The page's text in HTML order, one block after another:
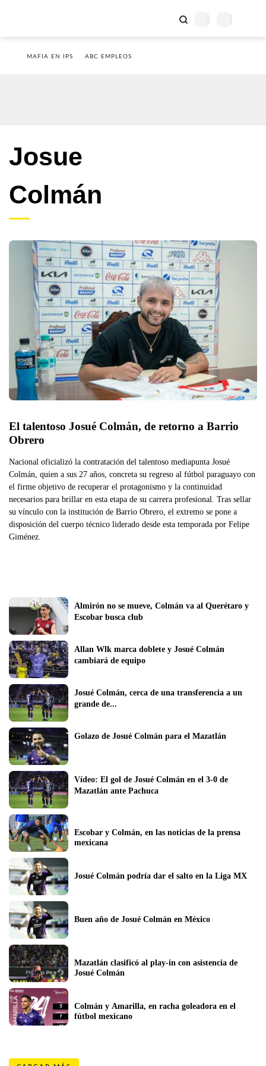
MAFIA EN IPS ABC EMPLEOS
Josue
Colmán
El talentoso Josué Colmán, de retorno a Barrio
Obrero
Nacional oficializó la contratación del talentoso mediapunta Josué
Colmán, quien a sus 27 años, concreta su regreso al fútbol paraguayo con
el firme objetivo de recuperar el protagonismo y la continuidad
necesarios para brillar en esta etapa de su carrera profesional. Tras sellar
su vínculo con la institución de Barrio Obrero, el extremo se pone a
disposición del cuerpo técnico liderado desde esta temporada por Felipe
Giménez.
Almirón no se mueve, Colmán va al Querétaro y
Escobar busca club
Allan Wlk marca doblete y Josué Colmán
cambiará de equipo
Josué Colmán, cerca de una transferencia a un
grande de...
Golazo de Josué Colmán para el Mazatlán
Vídeo: El gol de Josué Colmán en el 3-0 de
Mazatlán ante Pachuca
Escobar y Colmán, en las noticias de la prensa
mexicana
Buen año de Josué Colmán en México
Mazatlán clasificó al play-in con asistencia de
Josué Colmán
Colmán y Amarilla, en racha goleadora en el
fútbol mexicano